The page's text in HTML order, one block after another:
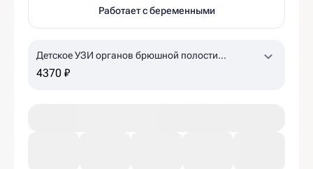
Работает с беременными
Детское УЗИ органов брюшной полости
(комплексное)
4370 ₽